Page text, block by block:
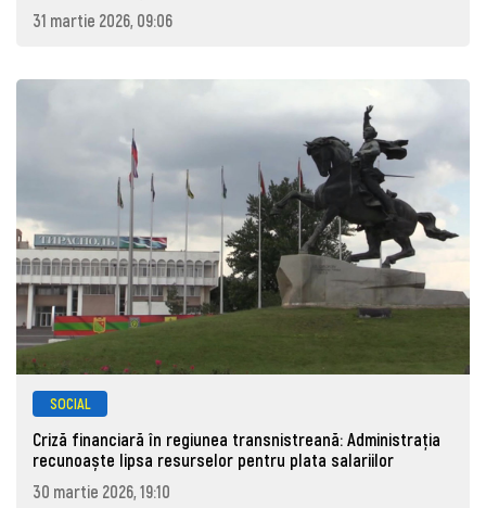
31 martie 2026, 09:06
SOCIAL
Criză financiară în regiunea transnistreană: Administrația
recunoaște lipsa resurselor pentru plata salariilor
30 martie 2026, 19:10